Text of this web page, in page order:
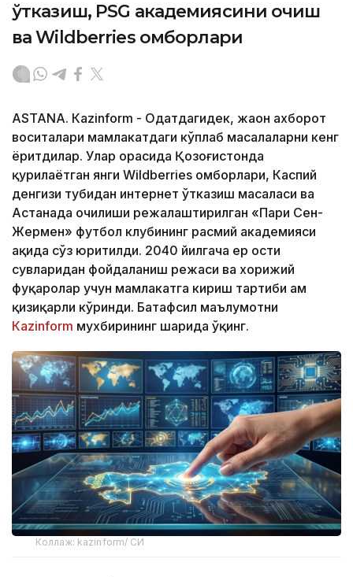
ўтказиш, PSG академиясини очиш
ва Wildberries омборлари
ASTANА. Кazinform - Одатдагидек, жаҳон ахборот
воситалари мамлакатдаги кўплаб масалаларни кенг
ёритдилар. Улар орасида Қозоғистонда
қурилаётган янги Wildberries омборлари, Каспий
денгизи тубидан интернет ўтказиш масаласи ва
Астанада очилиши режалаштирилган «Пари Сен-
Жермен» футбол клубининг расмий академияси
ҳақида сўз юритилди. 2040 йилгача ер ости
сувларидан фойдаланиш режаси ва хорижий
фуқаролар учун мамлакатга кириш тартиби ҳам
қизиқарли кўринди. Батафсил маълумотни
Кazinform мухбирининг шарҳида ўқинг.
Коллаж: kazinform/ СИ